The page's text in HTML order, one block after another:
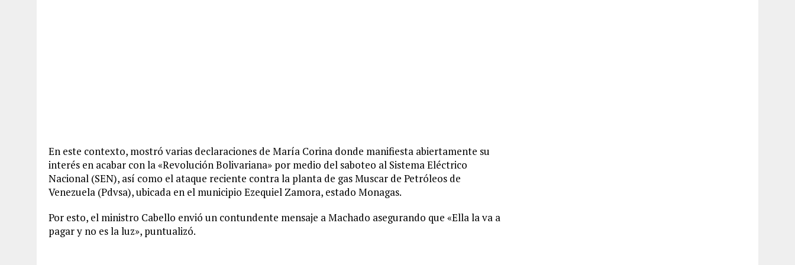
En este contexto, mostró varias declaraciones de María Corina donde manifiesta abiertamente su
interés en acabar con la «Revolución Bolivariana» por medio del saboteo al Sistema Eléctrico
Nacional (SEN), así como el ataque reciente contra la planta de gas Muscar de Petróleos de
Venezuela (Pdvsa), ubicada en el municipio Ezequiel Zamora, estado Monagas.
Por esto, el ministro Cabello envió un contundente mensaje a Machado asegurando que «Ella la va a
pagar y no es la luz», puntualizó.